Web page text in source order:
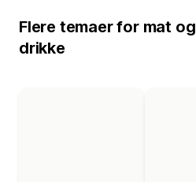
Flere temaer for mat og
drikke